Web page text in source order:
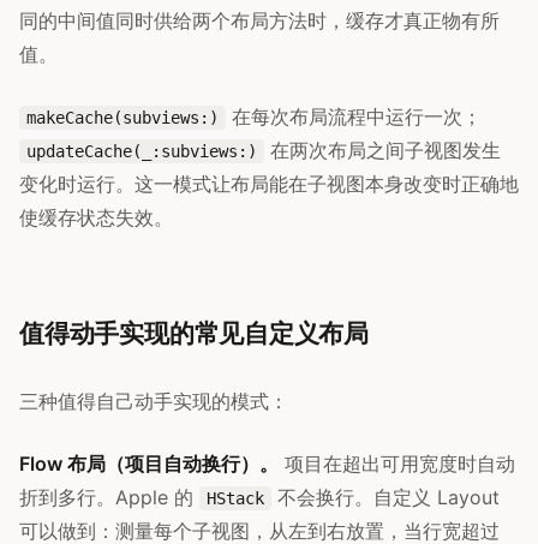
同的中间值同时供给两个布局方法时，缓存才真正物有所
值。
makeCache(subviews:) 在每次布局流程中运行一次；
updateCache(_:subviews:)
在两次布局之间子视图发生
变化时运行。这一模式让布局能在子视图本身改变时正确地
使缓存状态失效。
值得动手实现的常见自定义布局
三种值得自己动手实现的模式：
Flow 布局（项目自动换行）。
项目在超出可用宽度时自动
折到多行。Apple 的
HStack
不会换行。自定义 Layout
可以做到：测量每个子视图，从左到右放置，当行宽超过